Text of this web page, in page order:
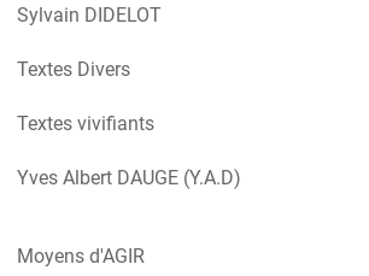
Sylvain DIDELOT
Textes Divers
Textes vivifiants
Yves Albert DAUGE (Y.A.D)
Moyens d'AGIR